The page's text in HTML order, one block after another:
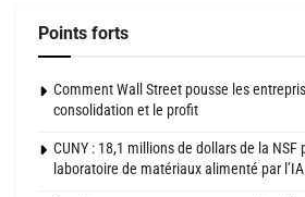
Points forts
Comment Wall Street pousse les
consolidation et le profit
CUNY : 18,1 millions de dollars de la NSF
laboratoire de matériaux alimenté par l’IA